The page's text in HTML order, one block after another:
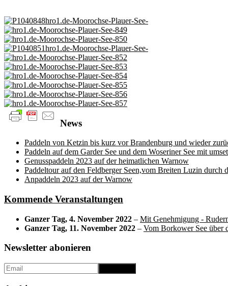
News
Paddeln von Ketzin bis kurz vor Brandenburg und wieder
Paddeln auf dem Garder See und dem Woseriner See mit
Genusspaddeln 2023 auf der heimatlichen Warnow
Paddeltour auf den Feldberger Seen,vom Breiten Luzin
Anpaddeln 2023 auf der Warnow
Kommende Veranstaltungen
Ganzer Tag, 4. November 2022 – Mit Genehmigung -
Ganzer Tag, 11. November 2022 – Vom Borkower See über
Newsletter abonieren